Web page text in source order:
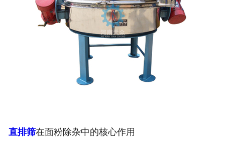
直排筛在面粉除杂中的核心作用